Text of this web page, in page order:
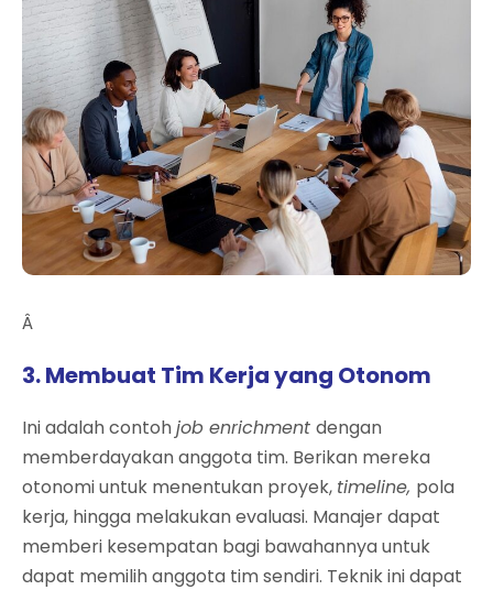
Â
3. Membuat Tim Kerja yang Otonom
Ini adalah contohjob enrichment dengan
memberdayakan anggota tim. Berikan mereka
otonomi untuk menentukan proyek, timeline, pola
kerja, hingga melakukan evaluasi. Manajer dapat
memberi kesempatan bagi bawahannya untuk
dapat memilih anggota tim sendiri. Teknik ini dapat